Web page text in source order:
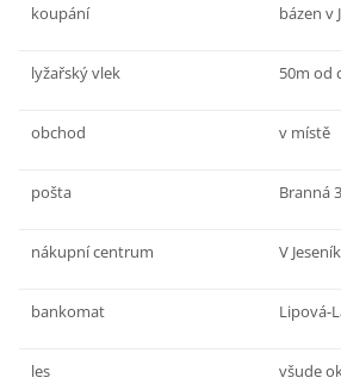
koupání bázen v
lyžařský vlek 50m od
obchod v místě
pošta Branná
nákupní centrum V
bankomat Lipová-
les všude